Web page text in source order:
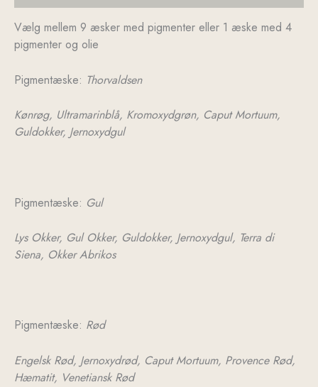
Vælg mellem 9 æsker med pigmenter eller 1 æske med 4
pigmenter og olie
Pigmentæske: Thorvaldsen
Kønrøg, Ultramarinblå, Kromoxydgrøn, Caput Mortuum,
Guldokker, Jernoxydgul
Pigmentæske: Gul
Lys Okker, Gul Okker, Guldokker, Jernoxydgul, Terra di
Siena, Okker Abrikos
Pigmentæske: Rød
Engelsk Rød, Jernoxydrød, Caput Mortuum, Provence Rød,
Hæmatit, Venetiansk Rød